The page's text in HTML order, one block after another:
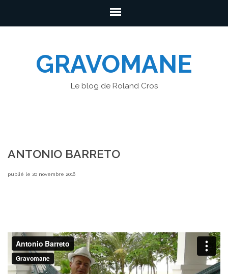
GRAVOMANE
Le blog de Roland Cros
ANTONIO BARRETO
publié le 20 novembre 2016